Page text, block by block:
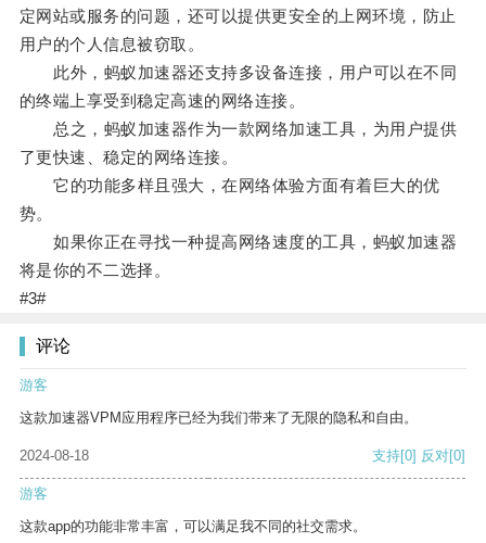
定网站或服务的问题，还可以提供更安全的上网环境，防止
用户的个人信息被窃取。
此外，蚂蚁加速器还支持多设备连接，用户可以在不同
的终端上享受到稳定高速的网络连接。
总之，蚂蚁加速器作为一款网络加速工具，为用户提供
了更快速、稳定的网络连接。
它的功能多样且强大，在网络体验方面有着巨大的优
势。
如果你正在寻找一种提高网络速度的工具，蚂蚁加速器
将是你的不二选择。
#3#
评论
游客
这款加速器VPM应用程序已经为我们带来了无限的隐私和自由。
2024-08-18 支持[0] 反对[0]
游客
这款app的功能非常丰富，可以满足我不同的社交需求。